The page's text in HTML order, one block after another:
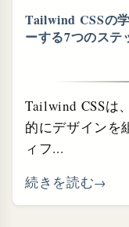
Tailwind CSSの
ーする7つのステ
Tailwind CSSは
的にデザインを
ィフ...
続きを読む